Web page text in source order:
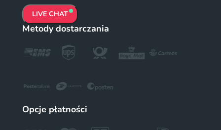
LIVE CHAT
Metody dostarczania
Opcje płatności